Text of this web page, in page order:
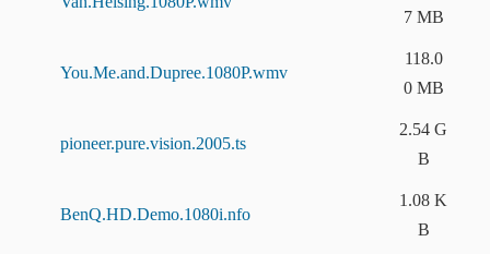
7 MB
You.Me.and.Dupree.1080P.wmv
118.0
0 MB
pioneer.pure.vision.2005.ts
2.54 G
B
BenQ.HD.Demo.1080i.nfo
1.08 K
B